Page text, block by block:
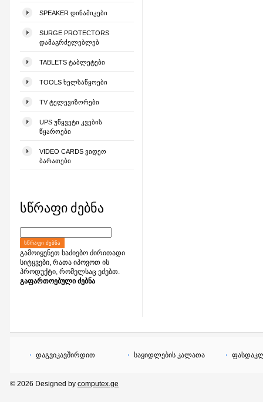
SPEAKER ᲓᲘᲜᲐᲛᲘᲙᲔᲑᲘ
SURGE PROTECTORS
ᲓᲐᲛᲐᲒᲠᲫᲔᲚᲔᲑᲚᲔᲑ
TABLETS ᲢᲐᲑᲚᲔᲢᲔᲑᲘ
TOOLS ᲮᲔᲚᲡᲐᲬᲧᲝᲔᲑᲘ
TV ᲢᲔᲚᲔᲕᲘᲖᲝᲠᲔᲑᲘ
UPS ᲣᲬᲧᲕᲔᲢᲘ ᲙᲕᲔᲑᲘᲡ
ᲬᲧᲐᲠᲝᲔᲑᲘ
VIDEO CARDS ᲕᲘᲓᲔᲝ
ᲑᲐᲠᲐᲗᲔᲑᲘ
სწრაფი ძებნა
ᲡᲬᲠᲐᲤᲘ ᲫᲔᲑᲜᲐ
გამოიყენეთ საძიებო ძირითადი
სიტყვები, რათა იპოვოთ ის
პროდუქტი, რომელსაც ეძებთ.
გაფართოებული ძებნა
დაგვიკავშირდით საყიდლების კალათა
© 2026 Designed by computex.ge